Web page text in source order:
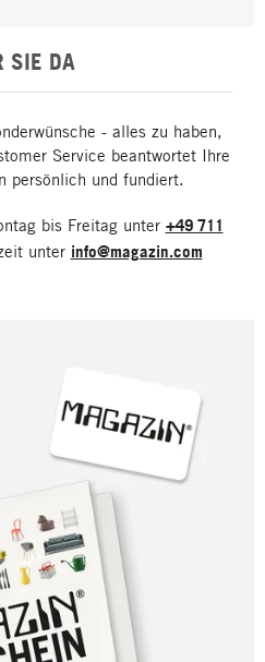
SIE DA
- alles zu haben,
Service beantwortet Ihre
persönlich und fundiert.
bis Freitag unter +49 711
unter info@magazin.com